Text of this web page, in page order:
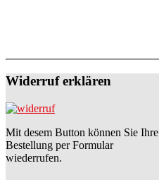
Widerruf erklären
Mit desem Button können Sie Ihre
Bestellung per Formular
wiederrufen.